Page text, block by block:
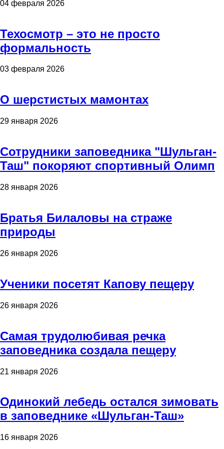
04 февраля 2026
Техосмотр – это не просто
формальность
03 февраля 2026
О шерстистых мамонтах
29 января 2026
Сотрудники заповедника "Шульган-
Таш" покоряют спортивный Олимп
28 января 2026
Братья Билаловы на страже
природы
26 января 2026
Ученики посетят Капову пещеру
26 января 2026
Самая трудолюбивая речка
заповедника создала пещеру
21 января 2026
Одинокий лебедь остался зимовать
в заповеднике «Шульган-Таш»
16 января 2026